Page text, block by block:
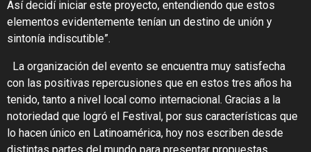
Así decidí iniciar este proyecto, entendiendo que estos
elementos evidentemente tenían un destino de unión y
sintonía indiscutible”.
La organización del evento se encuentra muy satisfecha
con las positivas repercusiones que en estos tres años ha
tenido, tanto a nivel local como internacional. Gracias a la
notoriedad que logró el Festival, por sus características que
lo hacen único en Latinoamérica, hoy nos escriben desde
distintas partes del mundo para presentar propuestas,